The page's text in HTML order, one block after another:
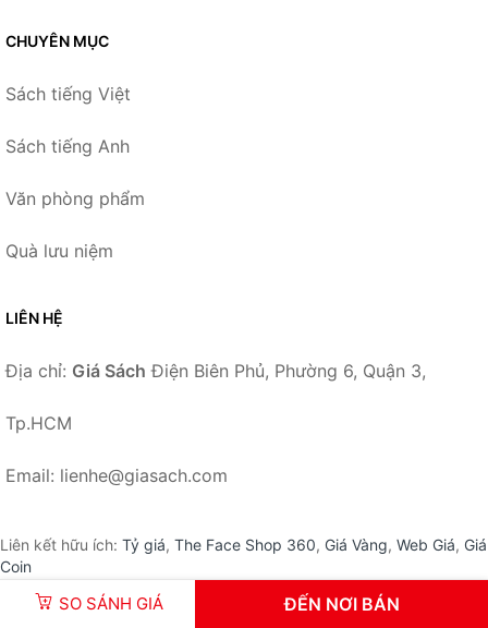
SO SÁNH GIÁ ĐẾN NƠI BÁN
CHUYÊN MỤC
Sách tiếng Việt
Sách tiếng Anh
Văn phòng phẩm
Quà lưu niệm
LIÊN HỆ
Địa chỉ: Giá Sách Điện Biên Phủ, Phường 6, Quận 3,
Tp.HCM
Email: lienhe@giasach.com
Liên kết hữu ích: Tỷ giá, The Face Shop 360, Giá Vàng, Web Giá, Giá
Coin
© 2026 – GiaSach.com-Giá Sách.